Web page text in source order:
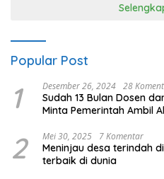
Popular Post
1 Desember 26, 2024 28
Sudah 13 Bulan Dosen
Minta Pemerintah Ambil
2 Mei 30, 2025 7 Komentar
Meninjau desa terindah
terbaik di dunia